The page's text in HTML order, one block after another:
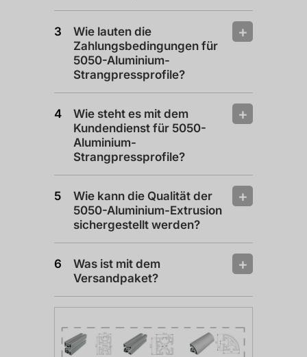
Wie lauten die
Zahlungsbedingungen für
5050-Aluminium-
Strangpressprofile?
Wie steht es mit dem
Kundendienst für 5050-
Aluminium-
Strangpressprofile?
Wie kann die Qualität der
5050-Aluminium-Extrusion
sichergestellt werden?
Was ist mit dem
Versandpaket?